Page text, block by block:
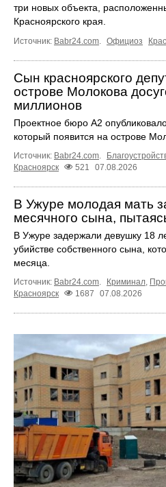
три новых объекта,
Красноярского края.
Источник: Babr24.com. Официоз
Сын красноярского
острове Молокова
миллионов
Проектное бюро А2
который появится на острове
Источник: Babr24.com.
Красноярск
521 07.08.2026
В Ужуре молодая мать
месячного сына,
В Ужуре задержали девушку 18
убийстве собственного сына,
месяца.
Источник: Babr24.com. Криминал,
Красноярск
1687 07.08.2026